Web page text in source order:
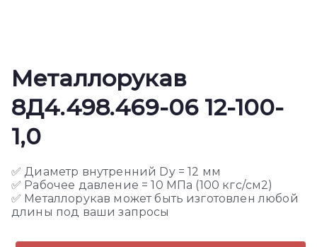
Металлорукав
8Д4.498.469-06 12-100-
1,0
✅ Диаметр внутренний Dy = 12 мм
✅ Рабочее давление = 10 МПа (100 кгс/см2)
✅ Металлорукав может быть изготовлен любой
длины под ваши запросы